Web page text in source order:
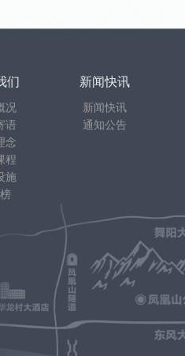
们
况
语
念
程
施
新闻快讯
新闻快讯
通知公告